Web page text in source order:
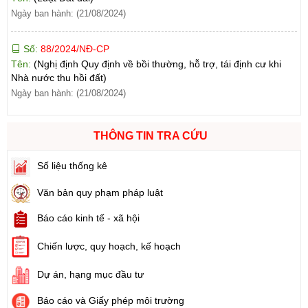
Nhà nước thu hồi đất)
Ngày ban hành: (21/08/2024)
Số:
Tên:
(Nghị định Quy định về tiền sử dụng đất, tiền thuê đất)
Ngày ban hành: (21/08/2024)
Số:1731/KH-UBND
Tên:
Ngày ban hành: (21/08/2024)
THÔNG TIN TRA CỨU
Số liệu thống kê
Văn bản quy phạm pháp luật
Báo cáo kinh tế - xã hội
Chiến lược, quy hoạch, kế hoạch
Dự án, hạng mục đầu tư
Báo cáo và Giấy phép môi trường